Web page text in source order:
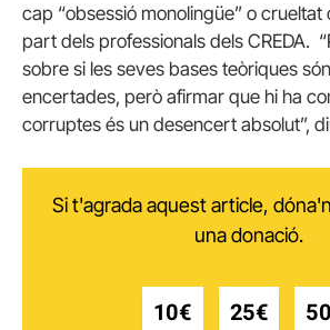
cap “obsessió monolingüe” o crueltat
part dels professionals dels CREDA.
sobre si les seves bases teòriques
encertades, però afirmar que hi ha
corruptes és un desencert absolut”,
Si t'agrada aquest article,
una donació.
10€ 25€